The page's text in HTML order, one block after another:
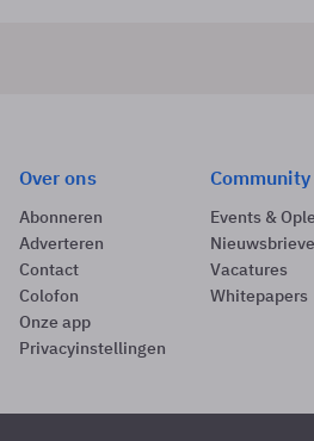
Over ons
Abonneren
Adverteren
Contact
Colofon
Onze app
Privacyinstellingen
Community
Events &
Vacatures
Whitepapers